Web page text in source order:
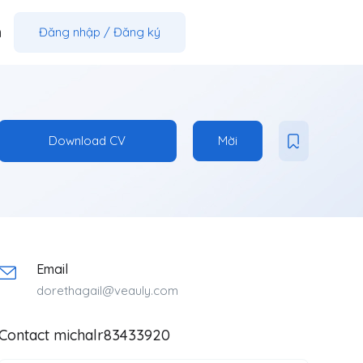
Đăng nhập / Đăng ký
Download CV Mời
Email
dorethagail@veauly.com
michalr83433920